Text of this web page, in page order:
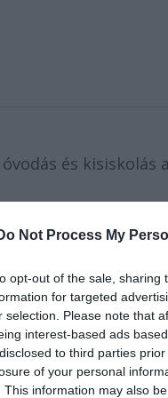
Not Process My
opt-out of the sale,
for targeted
selection. Please note that
interest-based ads
to third parties
of your personal
This information may also
és kisiskolás
mögé
egyúttal a
kérte őket, hogy
a bábszínházba,